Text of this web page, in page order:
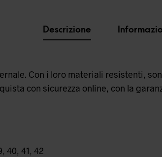
Descrizione
Con i loro materiali resistenti,
con sicurezza online, con la
, 40, 41, 42